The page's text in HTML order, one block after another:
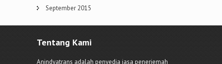
September 2015
Tentang Kami
Anindyatrans adalah penyedia jasa penerjemah